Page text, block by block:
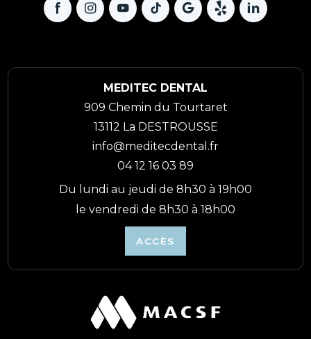
MEDITEC DENTAL
909 Chemin du Tourtaret
13112 La DESTROUSSE
info@meditecdental.fr
04 12 16 03 89
Du lundi au jeudi de 8h30 à 19h00
le vendredi de 8h30 à 18h00
ACCÈS